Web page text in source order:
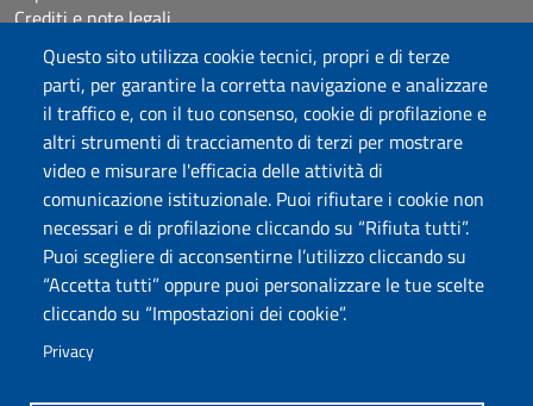
Questo sito utilizza cookie tecnici, propri e di terze
parti, per garantire la corretta navigazione e analizzare
il traffico e, con il tuo consenso, cookie di profilazione e
altri strumenti di tracciamento di terzi per mostrare
video e misurare l'efficacia delle attività di
comunicazione istituzionale. Puoi rifiutare i cookie non
necessari e di profilazione cliccando su “Rifiuta tutti”.
Puoi scegliere di acconsentirne l’utilizzo cliccando su
“Accetta tutti” oppure puoi personalizzare le tue scelte
cliccando su “Impostazioni dei cookie”.
Privacy
Università degli Studi di Sassari
Piazza Università 21, Sassari
Tel.: 800 882994 (Orientamento studenti)
RETTORE:rettore@uniss.it
PEC:protocollo@pec.uniss.it
URP:urp@uniss.it
Crediti e note legali
Seguici su
Chatta con noi